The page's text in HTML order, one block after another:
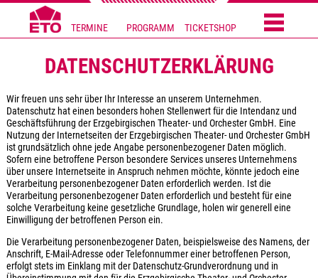
TERMINE PROGRAMM TICKETSHOP
DATENSCHUTZERKLÄRUNG
Wir freuen uns sehr über Ihr Interesse an unserem Unternehmen.
Datenschutz hat einen besonders hohen Stellenwert für die Intendanz und
Geschäftsführung der Erzgebirgischen Theater- und Orchester GmbH. Eine
Nutzung der Internetseiten der Erzgebirgischen Theater- und Orchester GmbH
ist grundsätzlich ohne jede Angabe personenbezogener Daten möglich.
Sofern eine betroffene Person besondere Services unseres Unternehmens
über unsere Internetseite in Anspruch nehmen möchte, könnte jedoch eine
Verarbeitung personenbezogener Daten erforderlich werden. Ist die
Verarbeitung personenbezogener Daten erforderlich und besteht für eine
solche Verarbeitung keine gesetzliche Grundlage, holen wir generell eine
Einwilligung der betroffenen Person ein.
Die Verarbeitung personenbezogener Daten, beispielsweise des Namens, der
Anschrift, E-Mail-Adresse oder Telefonnummer einer betroffenen Person,
erfolgt stets im Einklang mit der Datenschutz-Grundverordnung und in